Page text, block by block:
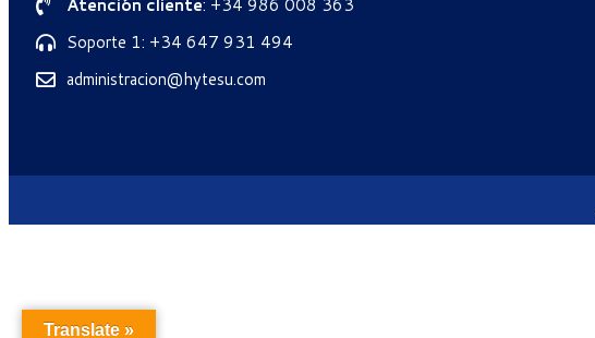
Atención cliente: +34 986 008 363
Soporte 1: +34 647 931 494
administracion@hytesu.com
Translate »